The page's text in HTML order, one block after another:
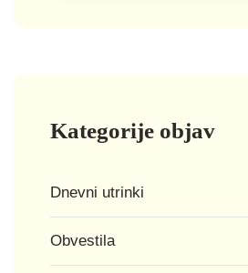
Kategorije objav
Dnevni utrinki
Obvestila